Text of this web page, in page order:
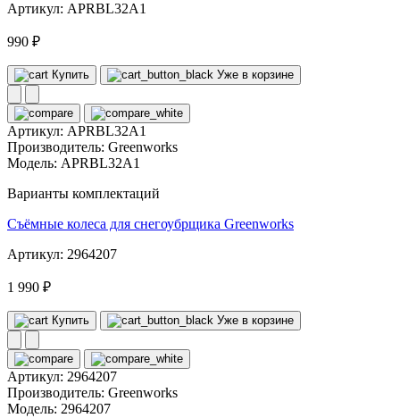
Артикул: APRBL32A1
990 ₽
Купить Уже в корзине
Артикул: APRBL32A1
Производитель: Greenworks
Модель: APRBL32A1
Варианты комплектаций
Съёмные колеса для снегоубрщика Greenworks
Артикул: 2964207
1 990 ₽
Купить Уже в корзине
Артикул: 2964207
Производитель: Greenworks
Модель: 2964207